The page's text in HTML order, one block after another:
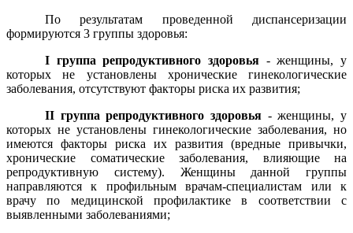
По результатам проведенной диспансеризации
формируются 3 группы здоровья:
I группа репродуктивного здоровья - женщины, у
которых не установлены хронические гинекологические
заболевания, отсутствуют факторы риска их развития;
II группа репродуктивного здоровья - женщины, у
которых не установлены гинекологические заболевания, но
имеются факторы риска их развития (вредные привычки,
хронические соматические заболевания, влияющие на
репродуктивную систему). Женщины данной группы
направляются к профильным врачам-специалистам или к
врачу по медицинской профилактике в соответствии с
выявленными заболеваниями;